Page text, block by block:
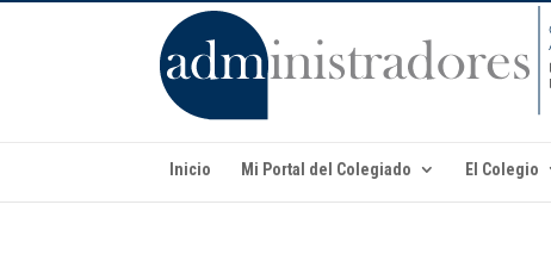
Inicio Mi Portal del Colegiado El Colegio